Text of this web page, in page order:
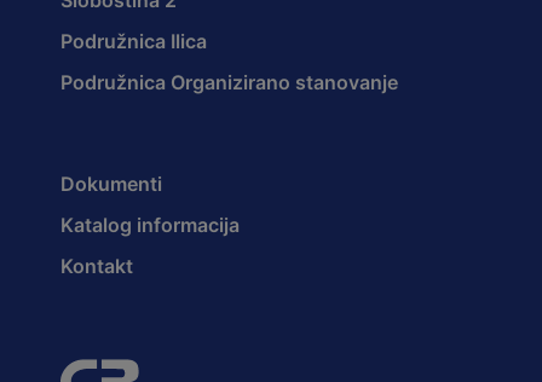
Podružnica Ilica
Podružnica Organizirano stanovanje
Dokumenti
Katalog informacija
Kontakt